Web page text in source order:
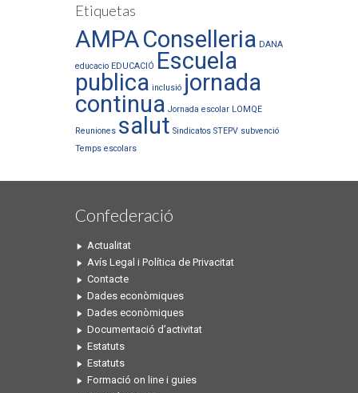
Etiquetas
AMPAConselleria DANA
educacio EDUCACIÓ Escuela
publica inclusió jornada
continua Jornada escolar LOMQE
Reuniones salut Sindicatos STEPV subvenció
Temps escolars
Confederació
Actualitat
Avís Legal i Política de Privacitat
Contacte
Dades econòmiques
Dades econòmiques
Documentació d’activitat
Estatuts
Estatuts
Formació on line i guies